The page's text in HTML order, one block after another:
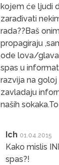
kojem će ljudi
zarađivati
rada??Baš
propagiraju
ode lova/
spas u
razvija na
zavladaju
naših
Ich 01.04.2015
Kako mislis
spas?!